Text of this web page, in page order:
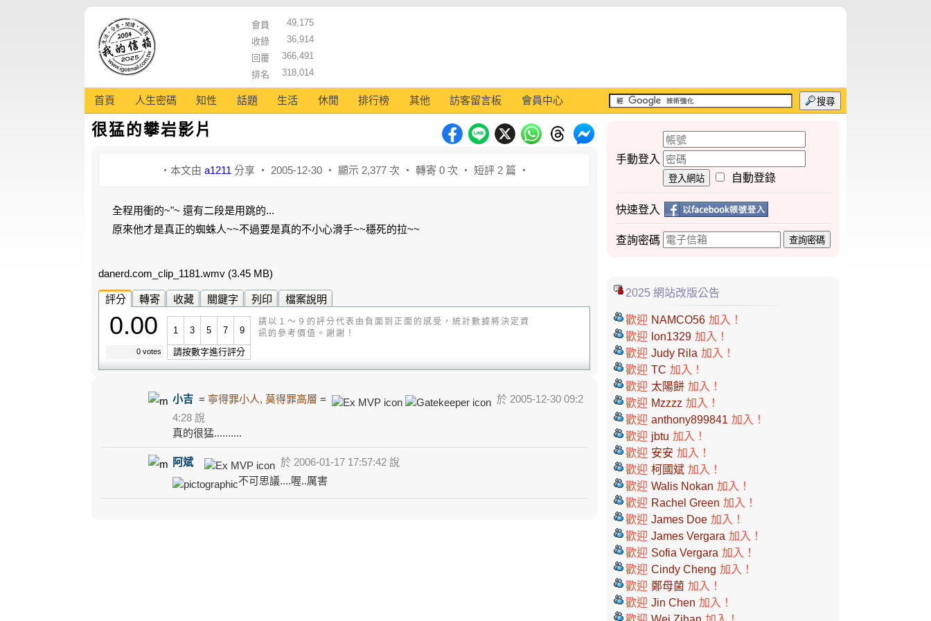
會員
49,175
收錄
36,914
回覆
366,491
排名
318,014
首頁 人生密碼 知性 話題 生活 休閒 排行榜 其他 訪客留言板 會員中心 搜尋
很猛的攀岩影片
‧本文由 a1211 分享 ‧ 2005-12-30 ‧ 顯示 2,377 次 ‧ 轉寄 0 次 ‧ 短評 2 篇 ‧
全程用衝的~"~ 還有二段是用跳的...
原來他才是真正的蜘蛛人~~不過要是真的不小心滑手~~穩死的拉~~
danerd.com_clip_1181.wmv (3.45 MB)
評分 轉寄 收藏 關鍵字 列印 檔案說明
0.00
0 votes
1 3 5 7 9
請按數字進行評分
請以１～９的評分代表由負面到正面的感受，統計數據將決定資
訊的參考價值。謝謝！
小吉 = 寧得罪小人, 莫得罪高層 =
於 2005-12-30 09:2
4:28 說
真的很猛..........
阿斌
於 2006-01-17 17:57:42 說
不可思議....喔..厲害
手動登入
登入網站 自動登錄
快速登入
查詢密碼 查詢密碼
2025 網站改版公告
歡迎 NAMCO56 加入！
歡迎 lon1329 加入！
歡迎 Judy Rila 加入！
歡迎 TC 加入！
歡迎 太陽餅 加入！
歡迎 Mzzzz 加入！
歡迎 anthony899841 加入！
歡迎 jbtu 加入！
歡迎 安安 加入！
歡迎 柯國斌 加入！
歡迎 Walis Nokan 加入！
歡迎 Rachel Green 加入！
歡迎 James Doe 加入！
歡迎 James Vergara 加入！
歡迎 Sofia Vergara 加入！
歡迎 Cindy Cheng 加入！
歡迎 鄭母菌 加入！
歡迎 Jin Chen 加入！